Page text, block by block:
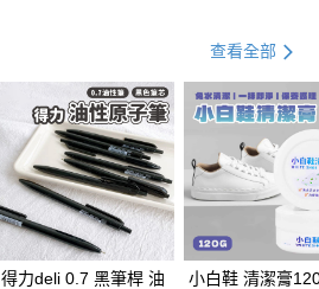
查看全部
得力deli 0.7 黑筆桿 油
小白鞋 清潔膏